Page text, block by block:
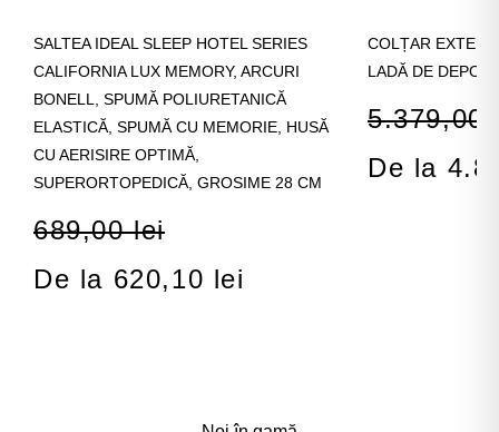
SALTEA IDEAL SLEEP HOTEL SERIES
CALIFORNIA LUX MEMORY, ARCURI
BONELL, SPUMĂ POLIURETANICĂ
ELASTICĂ, SPUMĂ CU MEMORIE, HUSĂ
CU AERISIRE OPTIMĂ,
SUPERORTOPEDICĂ, GROSIME 28 CM
689,00 lei
De la 620,10 lei
COLȚAR
LADĂ DE
5.379,00
De la